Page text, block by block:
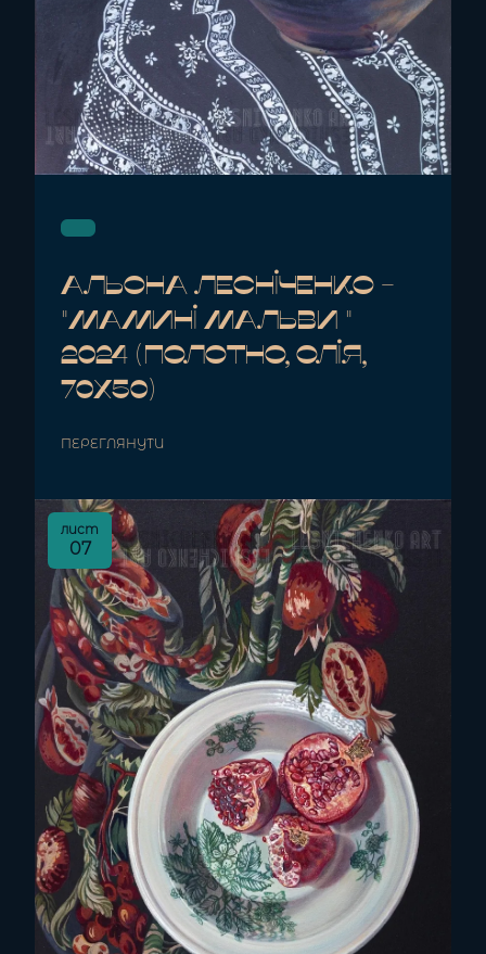
Альона Лесніченко -
"Мамині Мальви "
2024 (полотно, олія,
70x50)
ПЕРЕГЛЯНУТИ
лист
07